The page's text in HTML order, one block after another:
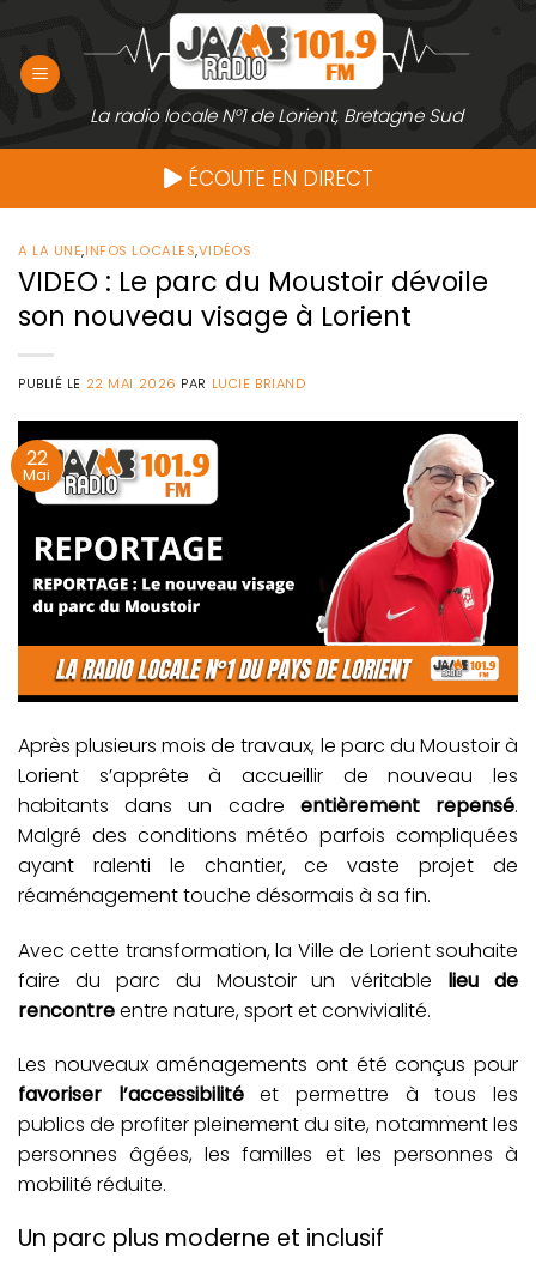
contenu
La radio locale N°1 de Lorient, Bretagne Sud
ÉCOUTE EN DIRECT
A LA UNE,INFOS LOCALES,VIDÉOS
VIDEO : Le parc du Moustoir dévoile
son nouveau visage à Lorient
PUBLIÉ LE 22 MAI 2026 PAR LUCIE BRIAND
22
Mai
Après plusieurs mois de travaux, le parc du Moustoir à
Lorient s’apprête à accueillir de nouveau les
habitants dans un cadre entièrement repensé.
Malgré des conditions météo parfois compliquées
ayant ralenti le chantier, ce vaste projet de
réaménagement touche désormais à sa fin.
Avec cette transformation, la Ville de Lorient souhaite
faire du parc du Moustoir un véritable lieu de
rencontreentre nature, sport et convivialité.
Les nouveaux aménagements ont été conçus pour
favoriser l’accessibilitéet permettre à tous les
publics de profiter pleinement du site, notamment les
personnes âgées, les familles et les personnes à
mobilité réduite.
Un parc plus moderne et inclusif